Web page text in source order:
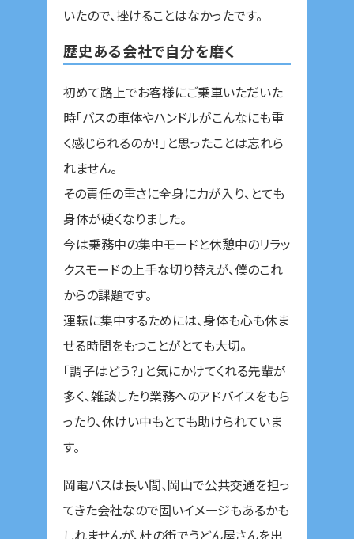
いたので、挫けることはなかったです。
歴史ある会社で自分を磨く
初めて路上でお客様にご乗車いただいた
時「バスの車体やハンドルがこんなにも重
く感じられるのか！」と思ったことは忘れら
れません。
その責任の重さに全身に力が入り、とても
身体が硬くなりました。
今は乗務中の集中モードと休憩中のリラッ
クスモードの上手な切り替えが、僕のこれ
からの課題です。
運転に集中するためには、身体も心も休ま
せる時間をもつことがとても大切。
「調子はどう？」と気にかけてくれる先輩が
多く、雑談したり業務へのアドバイスをもら
ったり、休けい中もとても助けられていま
す。
岡電バスは長い間、岡山で公共交通を担っ
てきた会社なので固いイメージもあるかも
しれませんが、杜の街でうどん屋さんを出